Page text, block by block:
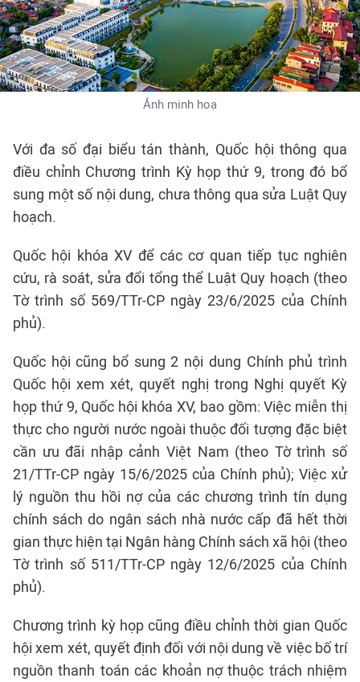
Ảnh minh hoạ
Với đa số đại biểu tán thành, Quốc hội thông qua
điều chỉnh Chương trình Kỳ họp thứ 9, trong đó bổ
sung một số nội dung, chưa thông qua sửa Luật Quy
hoạch.
Quốc hội khóa XV để các cơ quan tiếp tục nghiên
cứu, rà soát, sửa đổi tổng thể Luật Quy hoạch (theo
Tờ trình số 569/TTr-CP ngày 23/6/2025 của Chính
phủ).
Quốc hội cũng bổ sung 2 nội dung Chính phủ trình
Quốc hội xem xét, quyết nghị trong Nghị quyết Kỳ
họp thứ 9, Quốc hội khóa XV, bao gồm: Việc miễn thị
thực cho người nước ngoài thuộc đối tượng đặc biệt
cần ưu đãi nhập cảnh Việt Nam (theo Tờ trình số
21/TTr-CP ngày 15/6/2025 của Chính phủ); Việc xử
lý nguồn thu hồi nợ của các chương trình tín dụng
chính sách do ngân sách nhà nước cấp đã hết thời
gian thực hiện tại Ngân hàng Chính sách xã hội (theo
Tờ trình số 511/TTr-CP ngày 12/6/2025 của Chính
phủ).
Chương trình kỳ họp cũng điều chỉnh thời gian Quốc
hội xem xét, quyết định đối với nội dung về việc bố trí
nguồn thanh toán các khoản nợ thuộc trách nhiệm